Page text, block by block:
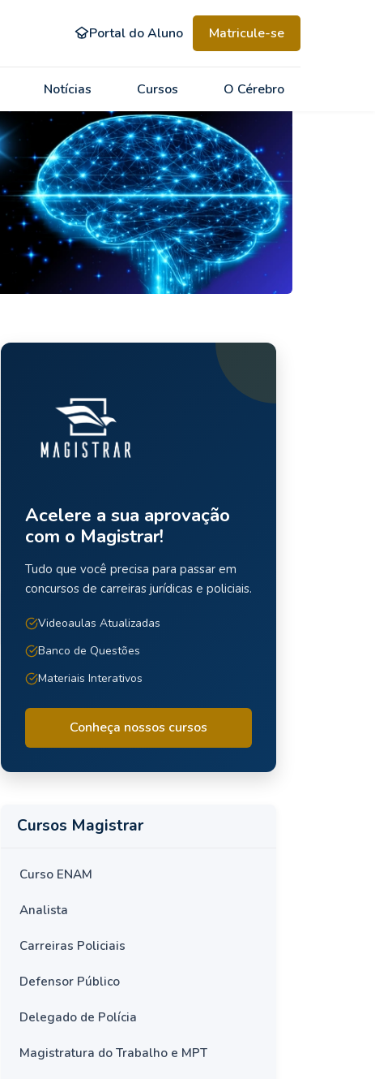
Portal do Aluno Matricule-se
Notícias Cursos O Cérebro
Acelere a sua aprovação
com o Magistrar!
Tudo que você precisa para passar em
concursos de carreiras jurídicas e policiais.
Videoaulas Atualizadas
Banco de Questões
Materiais Interativos
Conheça nossos cursos
Cursos Magistrar
Curso ENAM
Analista
Carreiras Policiais
Defensor Público
Delegado de Polícia
Magistratura do Trabalho e MPT